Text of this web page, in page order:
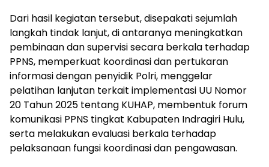
Dari hasil kegiatan tersebut, disepakati sejumlah
langkah tindak lanjut, di antaranya meningkatkan
pembinaan dan supervisi secara berkala terhadap
PPNS, memperkuat koordinasi dan pertukaran
informasi dengan penyidik Polri, menggelar
pelatihan lanjutan terkait implementasi UU Nomor
20 Tahun 2025 tentang KUHAP, membentuk forum
komunikasi PPNS tingkat Kabupaten Indragiri Hulu,
serta melakukan evaluasi berkala terhadap
pelaksanaan fungsi koordinasi dan pengawasan.